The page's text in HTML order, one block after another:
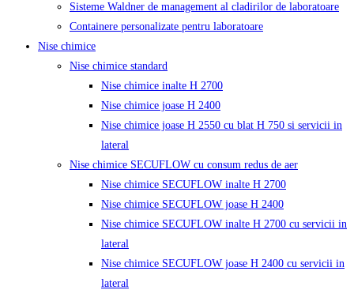
Sisteme Waldner de management al cladirilor de laboratoare
Containere personalizate pentru laboratoare
Nise chimice
Nise chimice standard
Nise chimice inalte H 2700
Nise chimice joase H 2400
Nise chimice joase H 2550 cu blat H 750 si servicii in
lateral
Nise chimice SECUFLOW cu consum redus de aer
Nise chimice SECUFLOW inalte H 2700
Nise chimice SECUFLOW joase H 2400
Nise chimice SECUFLOW inalte H 2700 cu servicii in
lateral
Nise chimice SECUFLOW joase H 2400 cu servicii in
lateral